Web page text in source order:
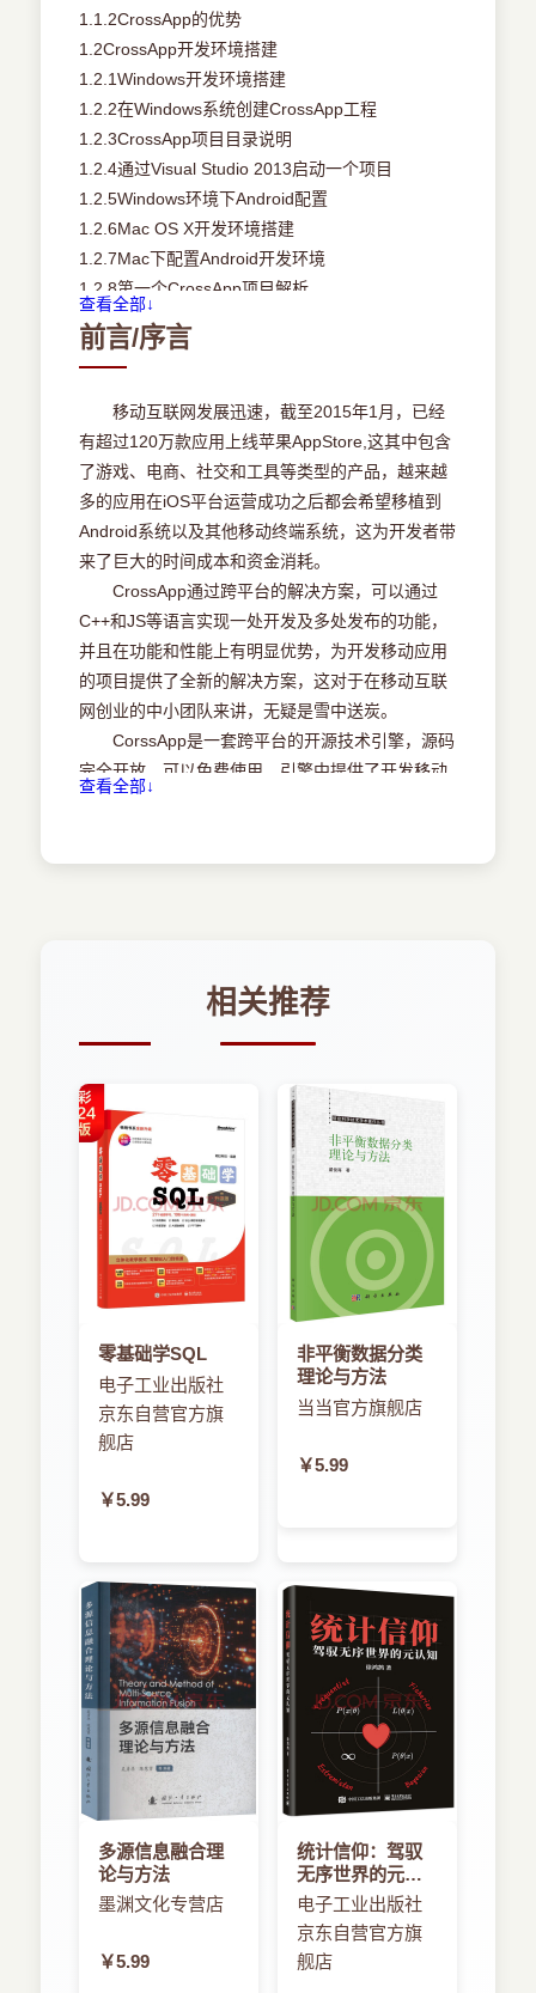
1.1.2CrossApp的优势
1.2CrossApp开发环境搭建
1.2.1Windows开发环境搭建
1.2.2在Windows系统创建CrossApp工程
1.2.3CrossApp项目目录说明
1.2.4通过Visual Studio 2013启动一个项目
1.2.5Windows环境下Android配置
1.2.6Mac OS X开发环境搭建
1.2.7Mac下配置Android开发环境
1.2.8第一个CrossApp项目解析
第2章CrossApp基础概念
2.1核心类
2.1.2CAViewController
2.1.3CAWindow
2.2内存管理
2.2.1对象内存引用记数
2.2.2手工对象内存管理
2.2.3自动对象内存管理
2.3坐标系
2.4适配方案
2.5深入理解CAViewController和MVC
2.5.1CAViewController的职责
2.6CAViewController类的使用
2.6.1CAViewController生命周期
2.6.2CAViewController使用
2.7CANavigationController导航视图控制器
3.4九宫格图片CAScale9ImageView
3.7开关CASwitch
3.8提示框CAAlertView
3.9进度条CAProgress
3.10滚动条CASlider
3.11步进控件CAStepper
3.12滚动视图CAScrollView
3.13列表视图CAListView
3.14表格视图CATableView
3.16切换页面CAPageView
第4章CrossApp数据存储与解析
4.1CAUserDefault简单存储
4.2SQLite的使用
5.2相册
5.3通讯录
5.4本章小结
第6章CrossApp多媒体
6.1CAViewAnimation动画
6.2SimpleAudioEngine音效
第7章CrossApp网络通信
7.1HTTP基础使用
7.2HTTP加载网络图片
第8章CrossApp项目实战
8.1折800开源项目介绍
8.3核心模块说明
查看全部↓
前言/序言
移动互联网发展迅速，截至2015年1月，已经
有超过120万款应用上线苹果AppStore,这其中包含
了游戏、电商、社交和工具等类型的产品，越来越
多的应用在iOS平台运营成功之后都会希望移植到
Android系统以及其他移动终端系统，这为开发者带
来了巨大的时间成本和资金消耗。
CrossApp通过跨平台的解决方案，可以通过
C++和JS等语言实现一处开发及多处发布的功能，
并且在功能和性能上有明显优势，为开发移动应用
的项目提供了全新的解决方案，这对于在移动互联
网创业的中小团队来讲，无疑是雪中送炭。
CorssApp是一套跨平台的开源技术引擎，源码
完全开放，可以免费使用。引擎中提供了开发移动
App所需要的UI框架、底层设备访问功能、网络通
础的程序员来讲可以极大提升开发效率。
发布的手机电商CrossApp的源码解析，让读者具备
架构一款大型跨平台联网App的能力。
元锋的大力支持，特此感谢。
通过本书的学习，希望读者了解CrossApp跨平
台引擎的特点以及能够使用该引擎搭建一款跨平台
App的产品架构，由于编写仓促，书中难免有疏漏
与不妥之处，敬请读者批评指正。如果读者在学习
过程中有任何问题可以发送邮件,我们会及时回复，
读者也可以登录edu.9miao.com来同步学习相关课
程的视频。
查看全部↓
相关推荐
零基础学SQL
电子工业出版社
京东自营官方旗
舰店
￥5.99
非平衡数据分类
理论与方法
当当官方旗舰店
￥5.99
多源信息融合理
论与方法
墨渊文化专营店
￥5.99
统计信仰：驾驭
无序世界的元认
知
电子工业出版社
京东自营官方旗
舰店